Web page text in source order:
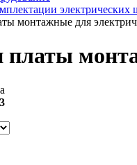
электрических
монтажные для
платы